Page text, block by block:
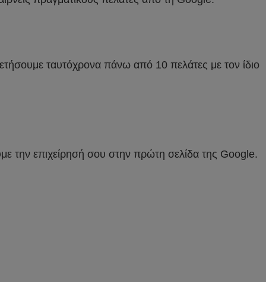
ταυτόχρονα πάνω από 10 πελάτες με τον ίδιο
την επιχείρησή σου στην πρώτη σελίδα της Google.